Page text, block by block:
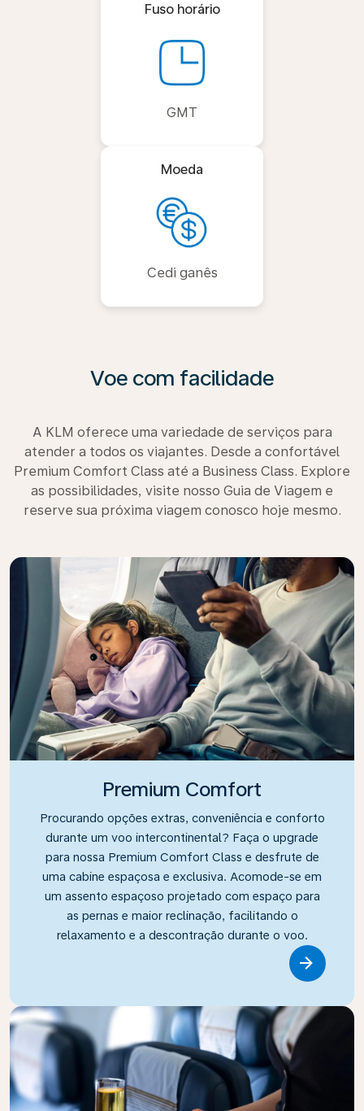
Fuso horário
GMT
Moeda
Cedi ganês
Voe com facilidade
A KLM oferece uma variedade de serviços para
atender a todos os viajantes. Desde a confortável
Premium Comfort Class até a Business Class. Explore
as possibilidades, visite nosso Guia de Viagem e
reserve sua próxima viagem conosco hoje mesmo.
Premium Comfort
Procurando opções extras, conveniência e conforto
durante um voo intercontinental? Faça o upgrade
para nossa Premium Comfort Class e desfrute de
uma cabine espaçosa e exclusiva. Acomode-se em
um assento espaçoso projetado com espaço para
as pernas e maior reclinação, facilitando o
relaxamento e a descontração durante o voo.